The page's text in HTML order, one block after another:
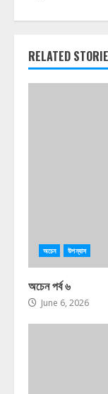
RELATED
অচেন উপন্যাস
অচেন পর্ব ৬
June 6, 2026